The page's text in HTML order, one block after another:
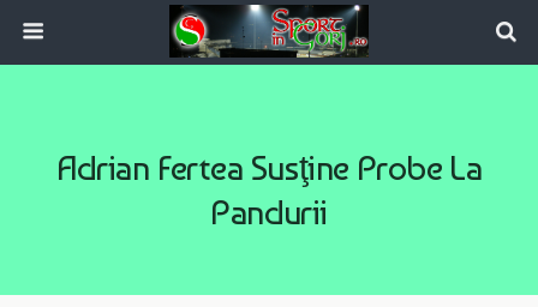
Adrian Fertea Susţine Probe La
Pandurii